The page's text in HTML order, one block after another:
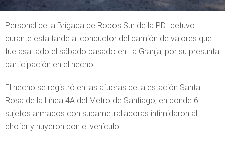
Personal de la Brigada de Robos Sur de la PDI detuvo
durante esta tarde al conductor del camión de valores que
fue asaltado el sábado pasado en La Granja, por su presunta
participación en el hecho.
El hecho se registró en las afueras de la estación Santa
Rosa de la Línea 4A del Metro de Santiago, en donde 6
sujetos armados con subametralladoras intimidaron al
chofer y huyeron con el vehículo.